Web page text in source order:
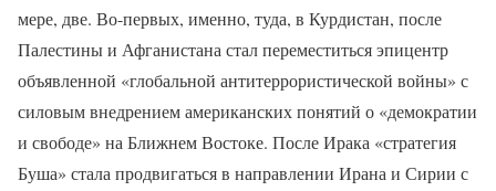
мере, две. Во-первых, именно, туда, в Курдистан, после
Палестины и Афганистана стал переместиться эпицентр
объявленной «глобальной антитеррористической войны» с
силовым внедрением американских понятий о «демократии
и свободе» на Ближнем Востоке. После Ирака «стратегия
Буша» стала продвигаться в направлении Ирана и Сирии с